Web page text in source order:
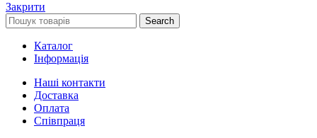
Закрити
Search
Каталог
Інформація
Наші контакти
Доставка
Оплата
Співпраця